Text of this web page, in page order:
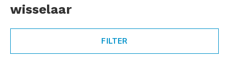
wisselaar
FILTER